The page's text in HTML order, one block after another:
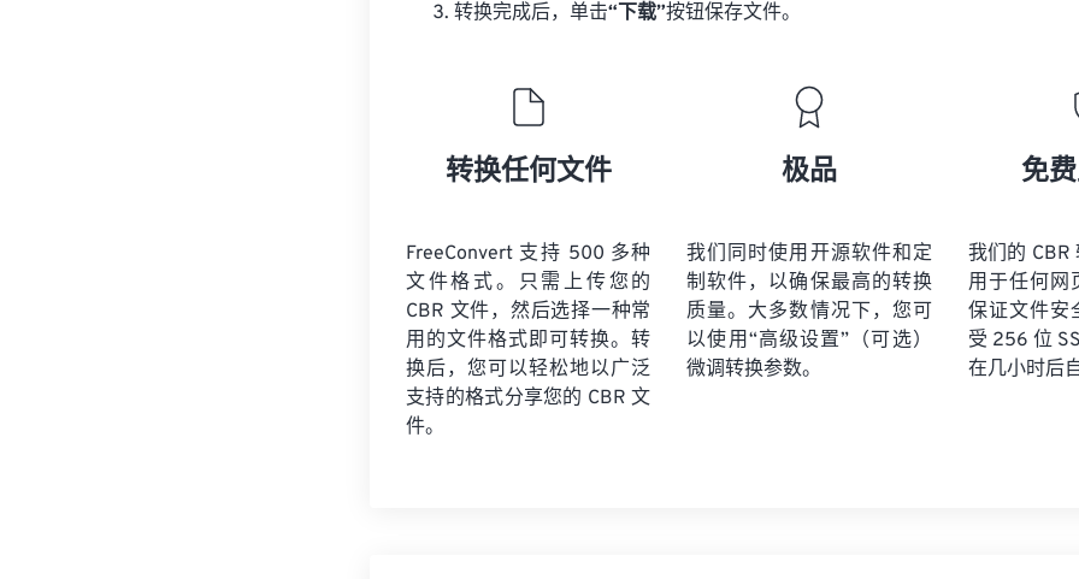
转换完成后，单击“下载”按钮保存文件。
转换任何文件
FreeConvert 支持 500 多种
文件格式。只需上传您的
CBR 文件，然后选择一种常
用的文件格式即可转换。转
换后，您可以轻松地以广泛
支持的格式分享您的 CBR 文
件。
极品
我们同时使用开源软件和定
制软件，以确保最高的转换
质量。大多数情况下，您可
以使用“高级设置”（可选）
微调转换参数。
免
我们的 CBR
用于任何网
保证文件安
受 256 位
在几小时后